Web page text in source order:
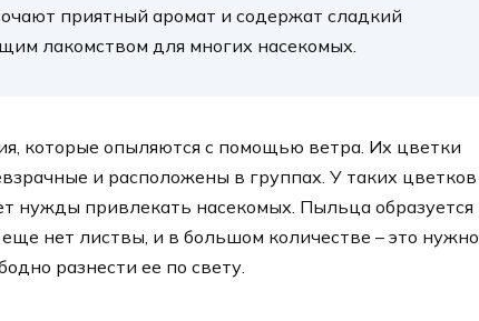
приятный аромат и содержат сладкий
лакомством для многих насекомых.
которые опыляются с помощью ветра. Их цветки
и расположены в группах. У таких цветков
нужды привлекать насекомых. Пыльца образуется
нет листвы, и в большом количестве – это нужно
разнести ее по свету.